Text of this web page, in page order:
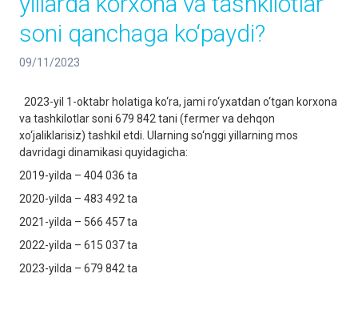
soni qanchaga ko‘paydi?
09/11/2023
2023-yil 1-oktabr holatiga ko‘ra, jami ro‘yxatdan o‘tgan korxona
va tashkilotlar soni 679 842 tani (fermer va dehqon
xo‘jaliklarisiz) tashkil etdi. Ularning so‘nggi yillarning mos
davridagi dinamikasi quyidagicha:
2019-yilda – 404 036 ta
2020-yilda – 483 492 ta
2021-yilda – 566 457 ta
2022-yilda – 615 037 ta
2023-yilda – 679 842 ta